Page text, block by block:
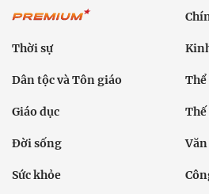
Thời sự
Dân tộc và Tôn giáo Thể
Giáo dục
Đời sống
Sức khỏe